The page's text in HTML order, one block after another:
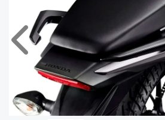
Anterior